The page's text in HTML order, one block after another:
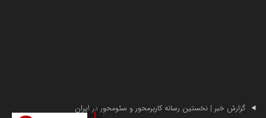
گزارش خبر | نخستین رسانه کاربرمحور و سئومحور در ایران